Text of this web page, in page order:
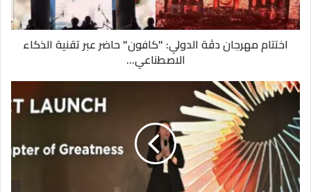
اختتام مهرجان دڤة الدولي: "كافون" حاضر عبر تقنية الذكاء
الاصطناعي...